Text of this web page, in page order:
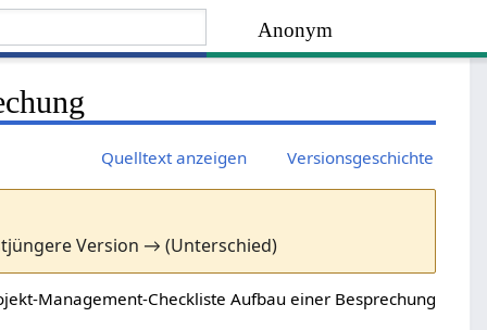
Anonym
Quelltext anzeigen Versionsgeschichte
Version → (Unterschied)